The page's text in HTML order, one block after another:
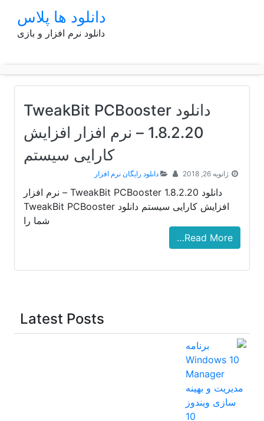
دانلود ها پلاس
دانلود نرم افزار و بازی
دانلود TweakBit PCBooster
1.8.2.20 – نرم افزار افزایش
کارایی سیستم
ژانویه 26, 2018 دانلود رایگان نرم افزار
دانلود TweakBit PCBooster 1.8.2.20 – نرم افزار
افزایش کارایی سیستم دانلود TweakBit PCBooster
شما را
Read More…
Latest Posts